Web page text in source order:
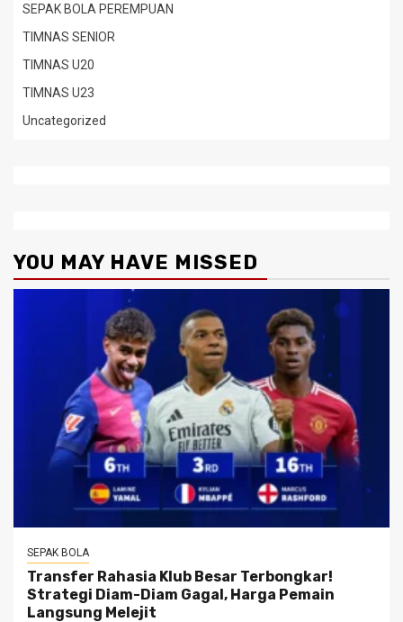
SEPAK BOLA PEREMPUAN
TIMNAS SENIOR
TIMNAS U20
TIMNAS U23
Uncategorized
YOU MAY HAVE MISSED
SEPAK BOLA
Transfer Rahasia Klub Besar Terbongkar!
Strategi Diam-Diam Gagal, Harga Pemain
Langsung Melejit